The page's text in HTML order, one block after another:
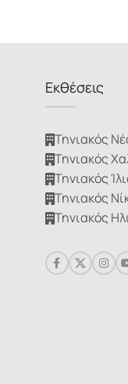
Εκθέσεις
Τηνιακός
Τηνιακός
Τηνιακός
Τηνιακός
Τηνιακός